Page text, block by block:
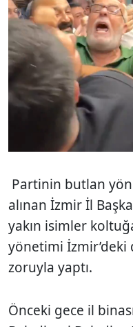
Partinin butlan
alınan İzmir İl
yakın isimler
yönetimi
zoruyla yaptı.
Önceki gece il